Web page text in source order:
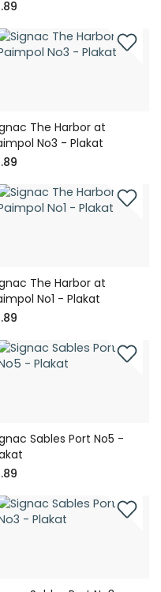
The Harbor at
No3 - Plakat
The Harbor at
No1 - Plakat
Sables Port No5 -